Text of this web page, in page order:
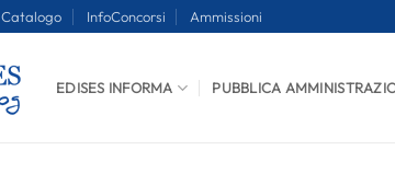
Catalogo InfoConcorsi Ammissioni
EDISES INFORMA PUBBLICA